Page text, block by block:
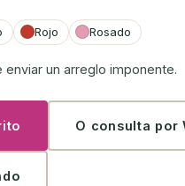
Rojo Rosado
enviar un arreglo imponente.
O consulta por